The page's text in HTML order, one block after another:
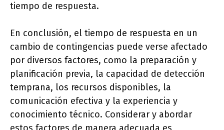
tiempo de respuesta.
En conclusión, el tiempo de respuesta en un
cambio de contingencias puede verse afectado
por diversos factores, como la preparación y
planificación previa, la capacidad de detección
temprana, los recursos disponibles, la
comunicación efectiva y la experiencia y
conocimiento técnico. Considerar y abordar